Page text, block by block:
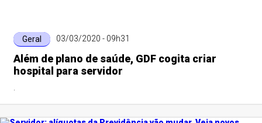
Geral 03/03/2020 - 09h31
Além de plano de saúde, GDF cogita criar
hospital para servidor